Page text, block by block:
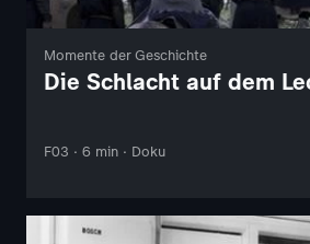
Momente der Geschichte
Die Schlacht auf dem
F03 · 6 min · Doku